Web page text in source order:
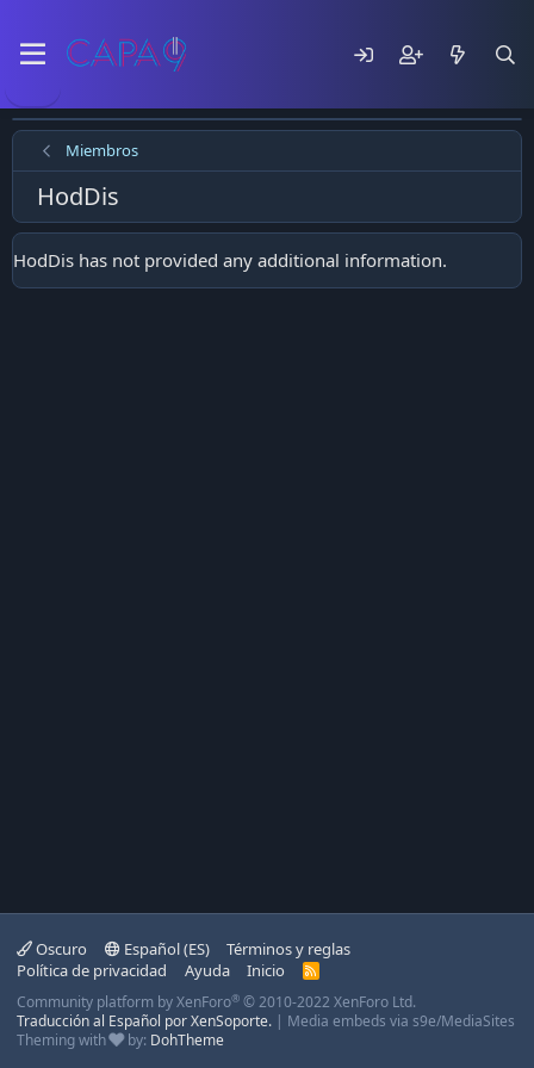
Miembros
HodDis
HodDis has not provided any additional information.
Oscuro Español (ES)
Términos y reglas
Política de privacidad
Ayuda Inicio
R
S
Community platform by XenForo® © 2010-2022 XenForo Ltd.
Traducción al Español por XenSoporte. | Media embeds via s9e/MediaSites
Theming with
by: DohTheme